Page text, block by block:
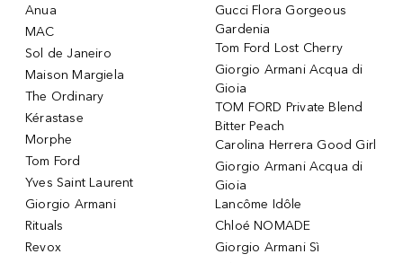
Anua
MAC
Sol de Janeiro
Maison Margiela
The Ordinary
Kérastase
Morphe
Tom Ford
Yves Saint Laurent
Giorgio Armani
Rituals
Revox
Gucci Flora Gorgeous
Gardenia
Tom Ford Lost Cherry
Giorgio Armani Acqua di
Gioia
TOM FORD Private Blend
Bitter Peach
Carolina Herrera Good Girl
Giorgio Armani Acqua di
Gioia
Lancôme Idôle
Chloé NOMADE
Giorgio Armani Sì